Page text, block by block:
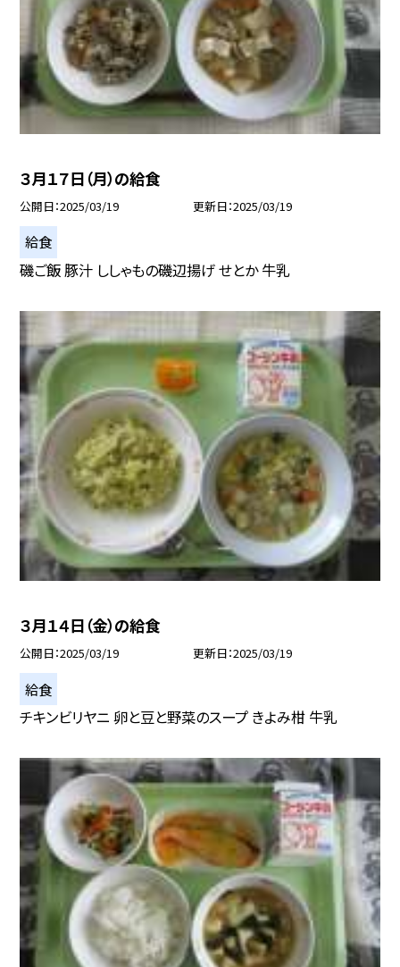
３月１７日（月）の給食
公開日 2025/03/19 更新日 2025/03/19
給食
磯ご飯 豚汁 ししゃもの磯辺揚げ せとか 牛乳
３月１４日（金）の給食
公開日 2025/03/19 更新日 2025/03/19
給食
チキンビリヤニ 卵と豆と野菜のスープ きよみ柑 牛乳